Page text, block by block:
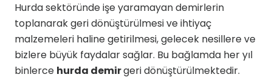
Hurda sektöründe işe yaramayan demirlerin
toplanarak geri dönüştürülmesi ve ihtiyaç
malzemeleri haline getirilmesi, gelecek nesillere ve
bizlere büyük faydalar sağlar. Bu bağlamda her yıl
binlerce hurda demirgeri dönüştürülmektedir.